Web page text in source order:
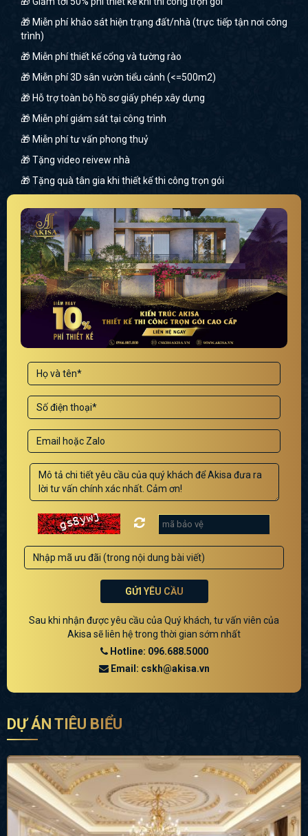
🎁 Miễn phí khảo sát hiện trạng đất/nhà (trực tiếp tận nơi công
trình)
🎁 Miễn phí thiết kế cổng và tường rào
🎁 Miễn phí 3D sân vườn tiểu cảnh (<=500m2)
🎁 Hỗ trợ toàn bộ hồ sơ giấy phép xây dựng
🎁 Miễn phí giám sát tại công trình
🎁 Miễn phí tư vấn phong thuỷ
🎁 Tặng video reivew nhà
🎁 Tặng quà tân gia khi thiết kế thi công trọn gói
GỬI YÊU CẦU
Sau khi nhận được yêu cầu của Quý khách, tư vấn viên của
Akisa sẽ liên hệ trong thời gian sớm nhất
Hotline: 096.688.5000
Email: cskh@akisa.vn
DỰ ÁN TIÊU BIỂU